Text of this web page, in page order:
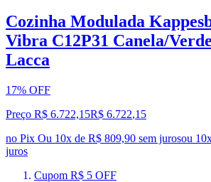
Cozinha Modulada
Vibra C12P31 Canela/
Lacca
17% OFF
Preço R$ 6.722,15R$ 6.722,15
no Pix Ou 10x de R$ 809,90 sem jurosou 10
juros
Cupom R$ 5 OFF